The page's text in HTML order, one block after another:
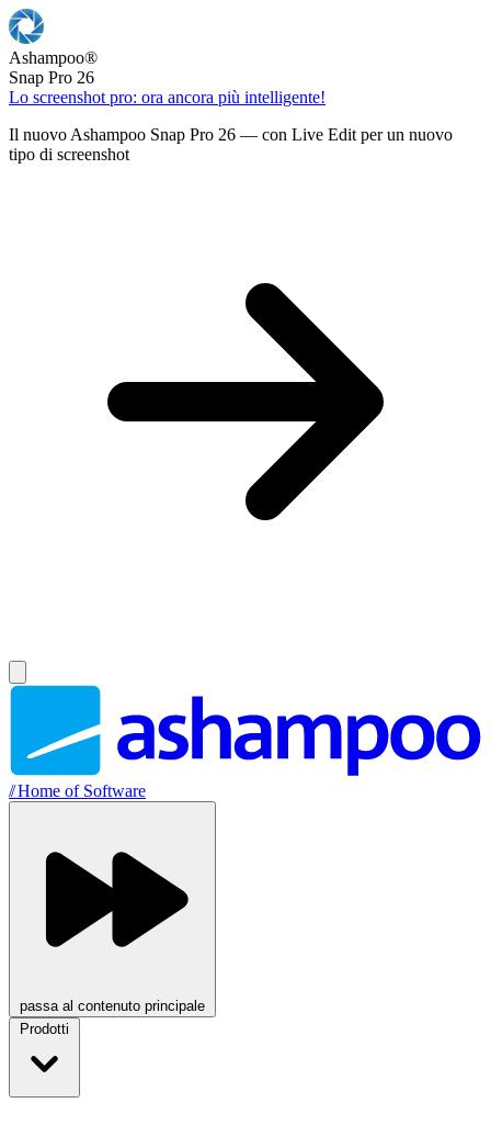
Ashampoo®
Snap Pro 26
Lo screenshot pro: ora ancora più intelligente!
Il nuovo Ashampoo Snap Pro 26 — con Live Edit per un nuovo
tipo di screenshot
//Home of Software
passa al contenuto principale
Prodotti